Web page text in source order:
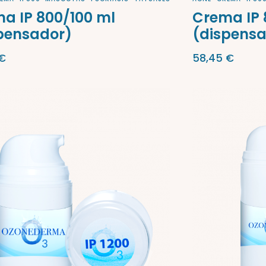
IP 800/100 ml
Crema IP
58,45 €